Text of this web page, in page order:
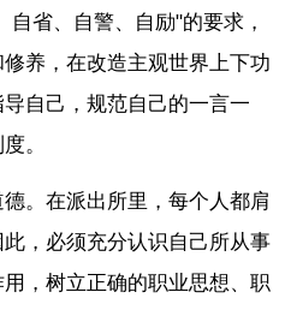
省、自警、自励"的要求，
养，在改造主观世界上下功
自己，规范自己的一言一
。
。在派出所里，每个人都肩
，必须充分认识自己所从事
，树立正确的职业思想、职